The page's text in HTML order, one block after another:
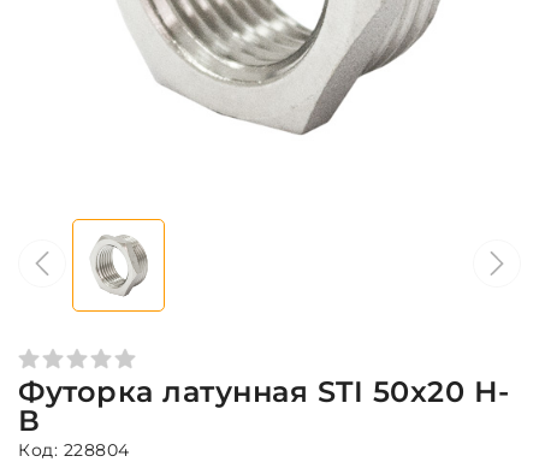
Футорка латунная STI 50x20 Н-
В
Код: 228804